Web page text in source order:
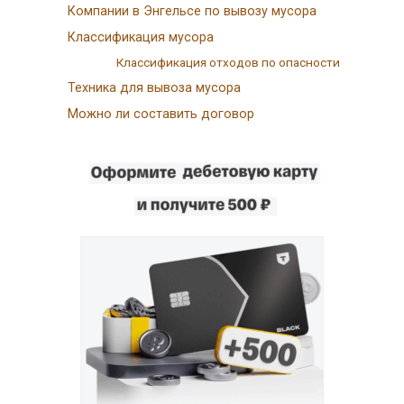
Компании в Энгельсе по вывозу мусора
Классификация мусора
Классификация отходов по опасности
Техника для вывоза мусора
Можно ли составить договор